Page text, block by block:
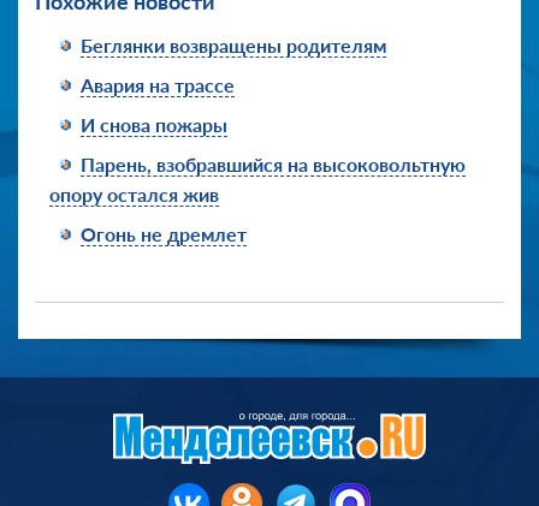
Беглянки возвращены родителям
Авария на трассе
И снова пожары
Парень, взобравшийся на высоковольтную
опору остался жив
Огонь не дремлет